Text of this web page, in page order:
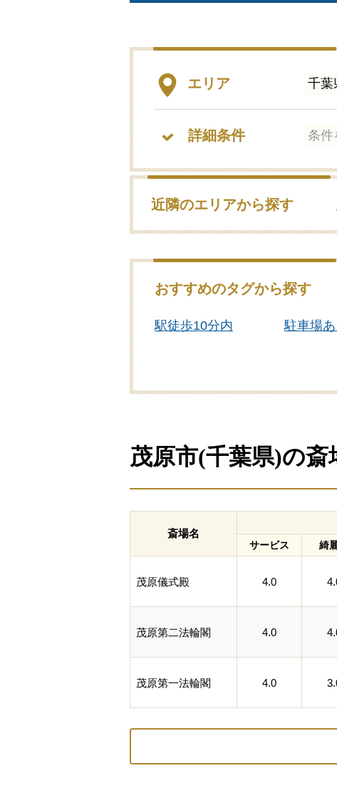
エリア 千葉
詳細条件 条件
近隣のエリアから探す
おすすめのタグから探す
駅徒歩10分内 駐車場あ
茂原市(千葉県)の
斎場名
サービス 綺
茂原儀式殿 4.0
茂原第二法輪閣 4.0
茂原第一法輪閣 4.0